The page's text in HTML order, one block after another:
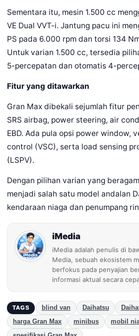
Sementara itu, mesin 1.500 cc
VE Dual VVT-i. Jantung pacu ini
PS pada 6.000 rpm dan torsi 134
Untuk varian 1.500 cc, tersedia
5-percepatan dan otomatis 4-
Fitur yang ditawarkan
Gran Max dibekali sejumlah fitur
SRS airbag, power steering, air
EBD. Ada pula opsi power window,
control (VSC), serta load sensing
(LSPV).
Dengan pilihan varian yang
menjadi salah satu model andalan
kendaraan niaga dan penumpang
iMedia
iMedia adalah penulis di
Media, sebuah ekosistem
berfokus pada penyajian
informasi aktual secara
TAGS blind van Daihatsu
harga Gran Max
minibus mobil